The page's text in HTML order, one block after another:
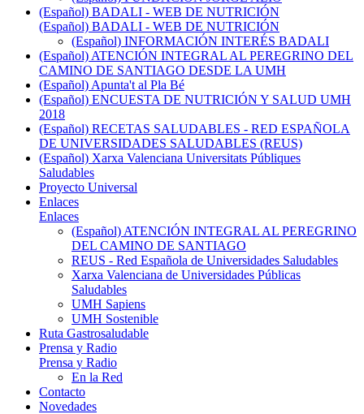
(Español) BADALI - WEB DE NUTRICIÓN
(Español) BADALI - WEB DE NUTRICIÓN
(Español) INFORMACIÓN INTERÉS BADALI
(Español) ATENCIÓN INTEGRAL AL PEREGRINO DEL
CAMINO DE SANTIAGO DESDE LA UMH
(Español) Apunta't al Pla Bé
(Español) ENCUESTA DE NUTRICIÓN Y SALUD UMH
2018
(Español) RECETAS SALUDABLES - RED ESPAÑOLA
DE UNIVERSIDADES SALUDABLES (REUS)
(Español) Xarxa Valenciana Universitats Públiques
Saludables
Proyecto Universal
Enlaces
Enlaces
(Español) ATENCIÓN INTEGRAL AL PEREGRINO
DEL CAMINO DE SANTIAGO
REUS - Red Española de Universidades Saludables
Xarxa Valenciana de Universidades Públicas
Saludables
UMH Sapiens
UMH Sostenible
Ruta Gastrosaludable
Prensa y Radio
Prensa y Radio
En la Red
Contacto
Novedades